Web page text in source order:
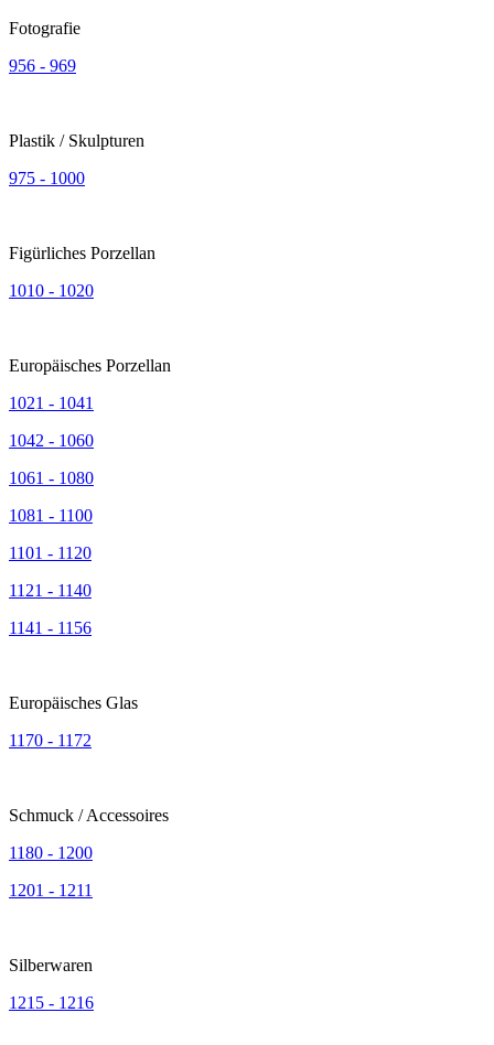
Fotografie
956 - 969
Plastik / Skulpturen
975 - 1000
Figürliches Porzellan
1010 - 1020
Europäisches Porzellan
1021 - 1041
1042 - 1060
1061 - 1080
1081 - 1100
1101 - 1120
1121 - 1140
1141 - 1156
Europäisches Glas
1170 - 1172
Schmuck / Accessoires
1180 - 1200
1201 - 1211
Silberwaren
1215 - 1216